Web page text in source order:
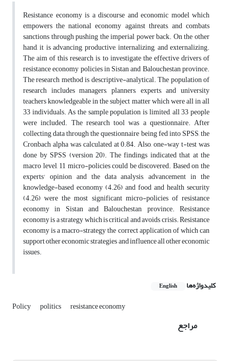
Resistance economy is a discourse and economic model which
empowers the national economy against threats, and combats
sanctions through pushing the imperial power back. On the other
hand, it is advancing, productive, internalizing, and externalizing.
The aim of this research is to investigate the effective drivers of
resistance economy policies in Sistan and Balouchestan province.
The research method is descriptive-analytical. The population of
research includes managers, planners, experts, and university
teachers knowledgeable in the subject matter which were all in all
33 individuals. As the sample population is limited, all 33 people
were included. The research tool was a questionnaire. After
collecting data through the questionnaire being fed into SPSS, the
Cronbach alpha was calculated at 0.84. Also, one-way t-test was
done by SPSS (version 20). The findings indicated that at the
macro level, 11 micro-policies could be discovered. Based on the
experts' opinion and the data analysis, advancement in the
knowledge-based economy (4.26) and food and health security
(4.26) were the most significant micro-policies of resistance
economy in Sistan and Balouchestan province. Resistance
economy is a strategy which is critical and avoids crisis. Resistance
economy is a macro-strategy the correct application of which can
support other economic strategies and influence all other economic
issues.
کلیدواژه‌ها English
Policy politics resistance economy
مراجع